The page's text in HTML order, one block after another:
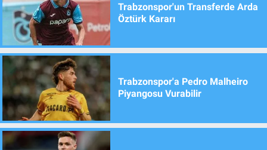
Trabzonspor'un Transferde Arda
Öztürk Kararı
Trabzonspor'a Pedro Malheiro
Piyangosu Vurabilir